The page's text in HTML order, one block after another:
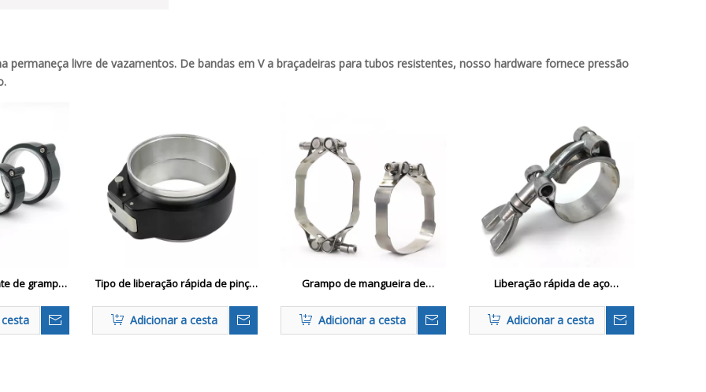
permaneça livre de vazamentos. De bandas em V a braçadeiras para tubos resistentes, nosso hardware fornece pressão
de grampo
Tipo de liberação rápida de pinça
pesado de serviço pesado
Adicionar a cesta
Grampo de mangueira de
pesados
Adicionar a cesta
Liberação rápida de aço
Adicionar a cesta